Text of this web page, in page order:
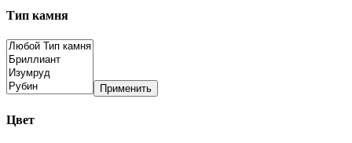
Тип камня
Применить
Цвет